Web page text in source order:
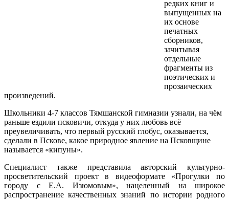
редких книг и
выпущенных на
их основе
печатных
сборников,
зачитывая
отдельные
фрагменты из
поэтических и
прозаических
произведений.
Школьники 4-7 классов Тямшанской гимназии узнали, на чём
раньше ездили псковичи, откуда у них любовь всё
преувеличивать, что первый русский глобус, оказывается,
сделали в Пскове, какое природное явление на Псковщине
называется «кипуны».
Специалист также представила авторский культурно-
просветительский проект в видеоформате «Прогулки по
городу с Е.А. Изюмовым», нацеленный на широкое
распространение качественных знаний по истории родного